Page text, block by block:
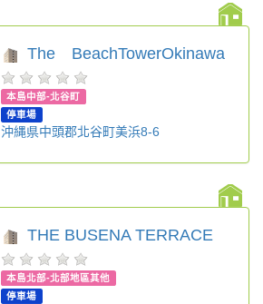
The BeachTowerOkinawa
本島中部-北谷町
停車場
沖縄県中頭郡北谷町美浜8-6
THE BUSENA TERRACE
本島北部-北部地區其他
停車場